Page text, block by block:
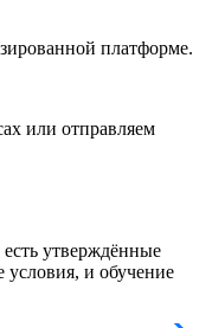
платформе.
или отправляем
утверждённые
и обучение